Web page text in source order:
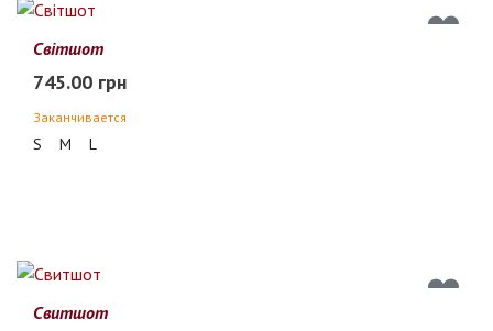
Світшот
745.00 грн
Заканчивается
S M L
Свитшот